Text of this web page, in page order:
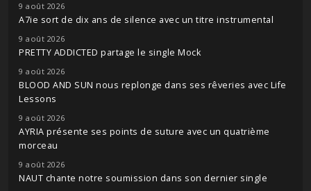
9 août 2026
A7ie sort de dix ans de silence avec un titre instrumental
9 août 2026
PRETTY ADDICTED partage le single Mock
9 août 2026
BLOOD AND SUN nous replonge dans ses rêveries avec Life
Lessons
9 août 2026
AYRIA présente ses points de suture avec un quatrième
morceau
9 août 2026
NAUT chante notre soumission dans son dernier single